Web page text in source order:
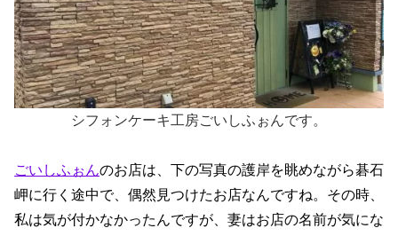
シフォンケーキ工房ごいしふぉんです。
ごいしふぉんのお店は、下の写真の護岸を眺めながら碁石
岬に行く途中で、偶然見つけたお店なんですね。その時、
私は気が付かなかったんですが、妻はお店の名前が気にな